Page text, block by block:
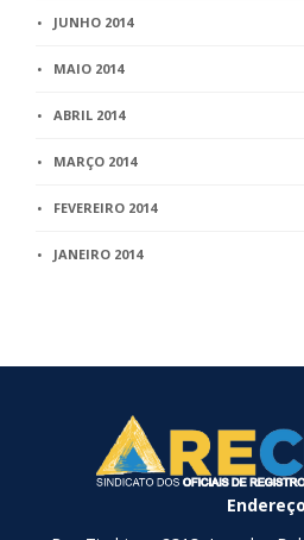
JUNHO 2014
MAIO 2014
ABRIL 2014
MARÇO 2014
FEVEREIRO 2014
JANEIRO 2014
Endereço